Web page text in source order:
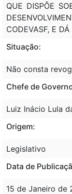
QUE DISPÕE
CODEVASF, E
Situação:
Não consta
Chefe de
Luiz Inácio Lula
Origem:
Legislativo
Data de
15 de Janeiro de